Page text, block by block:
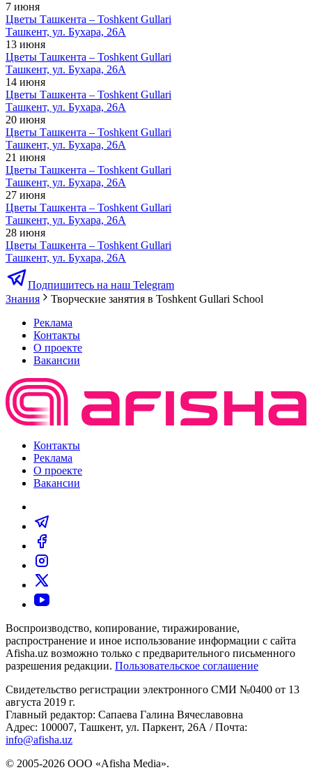
7 июня
Цветы Ташкента – Toshkent Gullari
Ташкент, ул. Бухара, 26А
13 июня
Цветы Ташкента – Toshkent Gullari
Ташкент, ул. Бухара, 26А
14 июня
Цветы Ташкента – Toshkent Gullari
Ташкент, ул. Бухара, 26А
20 июня
Цветы Ташкента – Toshkent Gullari
Ташкент, ул. Бухара, 26А
21 июня
Цветы Ташкента – Toshkent Gullari
Ташкент, ул. Бухара, 26А
27 июня
Цветы Ташкента – Toshkent Gullari
Ташкент, ул. Бухара, 26А
28 июня
Цветы Ташкента – Toshkent Gullari
Ташкент, ул. Бухара, 26А
Подпишитесь на наш Telegram
Знания
Творческие занятия в Toshkent Gullari School
Реклама
Контакты
О проекте
Вакансии
Контакты
Реклама
О проекте
Вакансии
Воспроизводство, копирование, тиражирование,
распространение и иное использование информации с сайта
Afisha.uz возможно только с предварительного письменного
разрешения редакции. Пользовательское соглашение
Свидетельство регистрации электронного СМИ №0400 от 13
августа 2019 г.
Главный редактор: Сапаева Галина Вячеславовна
Адрес: 100007, Ташкент, ул. Паркент, 26А / Почта:
info@afisha.uz
© 2005-2026 ООО «Afisha Media».